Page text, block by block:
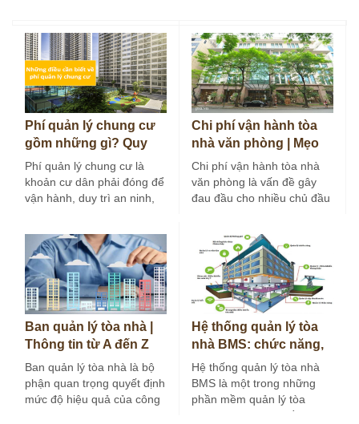
Phí quản lý chung cư
gồm những gì? Quy
định và cách tính 2026
Phí quản lý chung cư là
khoản cư dân phải đóng để
vận hành, duy trì an ninh,
Chi phí vận hành tòa
nhà văn phòng | Mẹo
tối ưu chi phí hiệu…
Chi phí vận hành tòa nhà
văn phòng là vấn đề gây
đau đầu cho nhiều chủ đầu
Ban quản lý tòa nhà |
Thông tin từ A đến Z
bạn cần biết
Ban quản lý tòa nhà là bộ
phận quan trọng quyết định
mức độ hiệu quả của công
Hệ thống quản lý tòa
nhà BMS: chức năng,
cấu trúc và ứng dụng
Hệ thống quản lý tòa nhà
BMS là một trong những
phần mềm quản lý tòa
nhà được các chủ đầu…